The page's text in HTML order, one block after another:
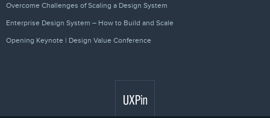
Overcome Challenges of Scaling a Design System
Enterprise Design System – How to Build and Scale
Opening Keynote | Design Value Conference